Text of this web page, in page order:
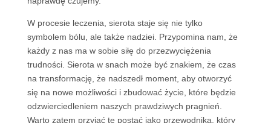
W procesie leczenia, sierota staje się nie tylko
symbolem bólu, ale także nadziei. Przypomina nam, że
każdy z nas ma w sobie siłę do przezwyciężenia
trudności. Sierota w snach może być znakiem, że czas
na transformację, że nadszedł moment, aby otworzyć
się na nowe możliwości i zbudować życie, które będzie
odzwierciedleniem naszych prawdziwych pragnień.
Warto zatem przyjąć tę postać jako przewodnika, który